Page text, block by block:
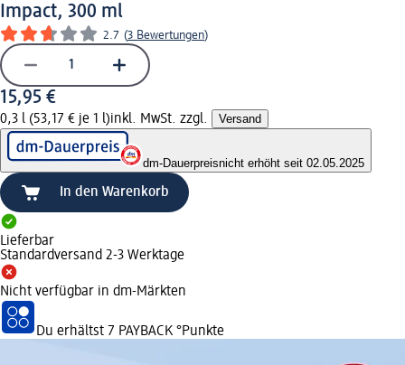
Impact, 300 ml
2.7 (3 Bewertungen)
15,95 €
0,3 l (53,17 € je 1 l)inkl. MwSt. zzgl. Versand
dm-Dauerpreisnicht erhöht seit 02.05.2025
In den Warenkorb
Lieferbar
Standardversand 2-3 Werktage
Nicht verfügbar in dm-Märkten
Du erhältst 7 PAYBACK °Punkte